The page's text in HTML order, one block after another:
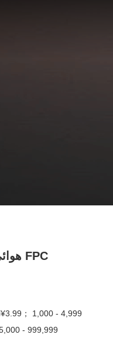
； 1,000 - 4,999
- 999,999